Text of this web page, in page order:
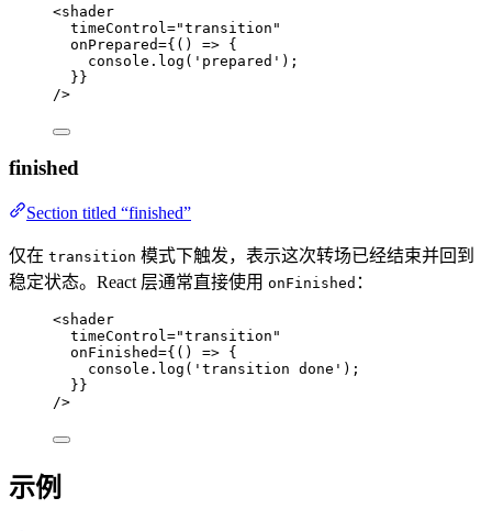
<shader
timeControl ="transition "
onPrepared={ () => {
console . log ( ' prepared ' ) ;
} }
/>
finished
Section titled “finished”
仅在 transition 模式下触发，表示这次转场已经结束并回到
稳定状态。React 层通常直接使用 onFinished ：
<shader
timeControl="transition "
onFinished={ () => {
console . log ( ' transition done ' ) ;
} }
/>
示例